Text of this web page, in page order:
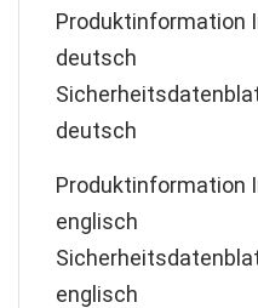
Produktinformation
deutsch
deutsch
Produktinformation
englisch
englisch